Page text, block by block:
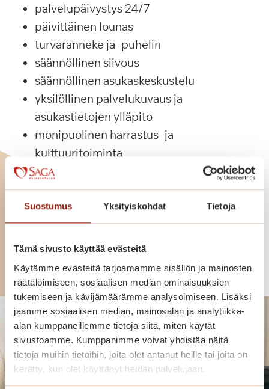
Suostumus Yksityiskohdat Tietoja
Tämä sivusto käyttää evästeitä
Käytämme evästeitä tarjoamamme sisällön ja mainosten
räätälöimiseen, sosiaalisen median ominaisuuksien
tukemiseen ja kävijämäärämme analysoimiseen. Lisäksi
jaamme sosiaalisen median, mainosalan ja analytiikka-
alan kumppaneillemme tietoja siitä, miten käytät
sivustoamme. Kumppanimme voivat yhdistää näitä
tietoja muihin tietoihin, joita olet antanut heille tai joita on
kerätty, kun olet käyttänyt heidän palvelujaan.
palvelupäivystys 24/7
päivittäinen lounas
turvaranneke ja -puhelin
säännöllinen siivous
säännöllinen asukaskeskustelu
yksilöllinen palvelukuvaus ja
asukastietojen ylläpito
monipuolinen harrastus- ja
kulttuuritoiminta
Saga-palvelutaloissa kotisi on palveluiden
keskellä.